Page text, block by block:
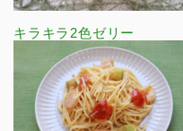
キラキラ2色ゼリー